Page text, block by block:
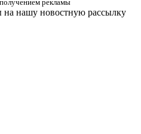
рекламы
нашу новостную рассылку